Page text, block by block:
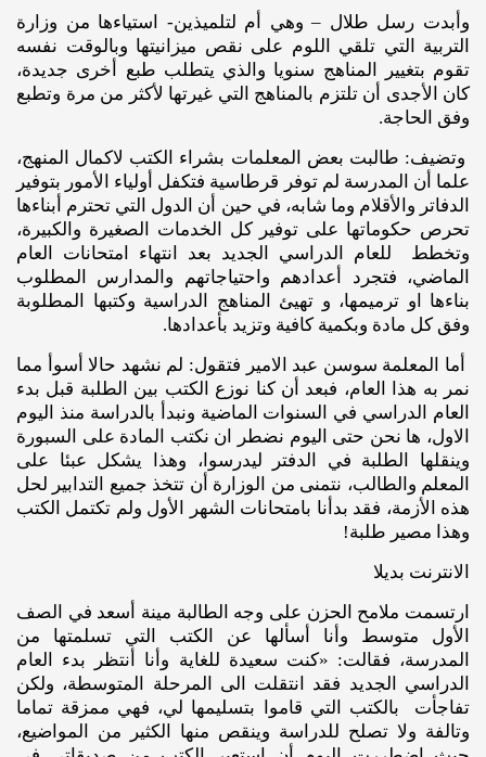
وأبدت رسل طلال – وهي أم لتلميذين- استياءها من وزارة
التربية التي تلقي اللوم على نقص ميزانيتها وبالوقت نفسه
تقوم بتغيير المناهج سنويا والذي يتطلب طبع أخرى جديدة،
كان الأجدى أن تلتزم بالمناهج التي غيرتها لأكثر من مرة وتطبع
وفق الحاجة.
وتضيف: طالبت بعض المعلمات بشراء الكتب لاكمال المنهج،
علما أن المدرسة لم توفر قرطاسية فتكفل أولياء الأمور بتوفير
الدفاتر والأقلام وما شابه، في حين أن الدول التي تحترم أبناءها
تحرص حكوماتها على توفير كل الخدمات الصغيرة والكبيرة،
وتخطط للعام الدراسي الجديد بعد انتهاء امتحانات العام
الماضي، فتجرد أعدادهم واحتياجاتهم والمدارس المطلوب
بناءها او ترميمها، و تهيئ المناهج الدراسية وكتبها المطلوبة
وفق كل مادة وبكمية كافية وتزيد بأعدادها.
أما المعلمة سوسن عبد الامير فتقول: لم نشهد حالا أسوأ مما
نمر به هذا العام، فبعد أن كنا نوزع الكتب بين الطلبة قبل بدء
العام الدراسي في السنوات الماضية ونبدأ بالدراسة منذ اليوم
الاول، ها نحن حتى اليوم نضطر ان نكتب المادة على السبورة
وينقلها الطلبة في الدفتر ليدرسوا، وهذا يشكل عبئا على
المعلم والطالب، نتمنى من الوزارة أن تتخذ جميع التدابير لحل
هذه الأزمة، فقد بدأنا بامتحانات الشهر الأول ولم تكتمل الكتب
وهذا مصير طلبة!
الانترنت بديلا
ارتسمت ملامح الحزن على وجه الطالبة مينة أسعد في الصف
الأول متوسط وأنا أسألها عن الكتب التي تسلمتها من
المدرسة، فقالت: «كنت سعيدة للغاية وأنا أنتظر بدء العام
الدراسي الجديد فقد انتقلت الى المرحلة المتوسطة، ولكن
تفاجأت بالكتب التي قاموا بتسليمها لي، فهي ممزقة تماما
وتالفة ولا تصلح للدراسة وينقص منها الكثير من المواضيع،